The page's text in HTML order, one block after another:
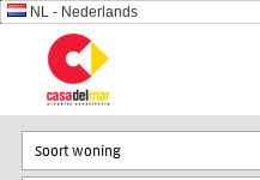
NL - Nederlands
Soort woning